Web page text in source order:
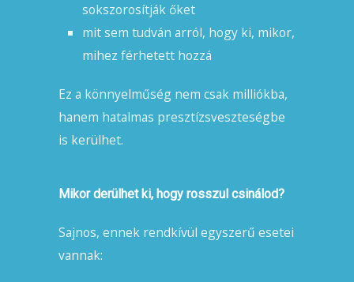
sokszorosítják őket
mit sem tudván arról, hogy ki, mikor,
mihez férhetett hozzá
Ez a könnyelműség nem csak milliókba,
hanem hatalmas presztízsveszteségbe
is kerülhet.
Mikor derülhet ki, hogy rosszul csinálod?
Sajnos, ennek rendkívül egyszerű esetei
vannak: